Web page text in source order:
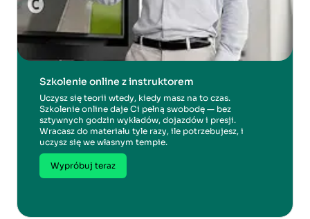
Szkolenie online z instruktorem
Uczysz się teorii wtedy, kiedy masz na to czas.
Szkolenie online daje Ci pełną swobodę — bez
sztywnych godzin wykładów, dojazdów i presji.
Wracasz do materiału tyle razy, ile potrzebujesz, i
uczysz się we własnym tempie.
Wypróbuj teraz